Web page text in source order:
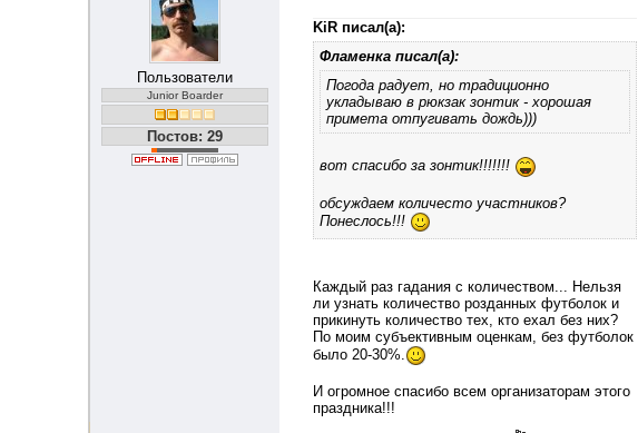
Пользователи
Junior Boarder
Постов: 29
KiR писал(а):
Фламенка писал(а):
Погода радует, но традиционно
укладываю в рюкзак зонтик - хорошая
примета отпугивать дождь)))
вот спасибо за зонтик!!!!!!!
обсуждаем количесто участников?
Понеслось!!!
Каждый раз гадания с количеством... Нельзя
ли узнать количество розданных футболок и
прикинуть количество тех, кто ехал без них?
По моим субъективным оценкам, без футболок
было 20-30%.
И огромное спасибо всем организаторам этого
праздника!!!